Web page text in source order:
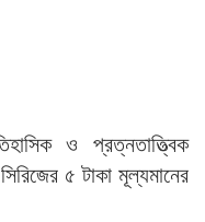
ও প্রত্নতাত্ত্বিক
৫ টাকা মূল্যমানের